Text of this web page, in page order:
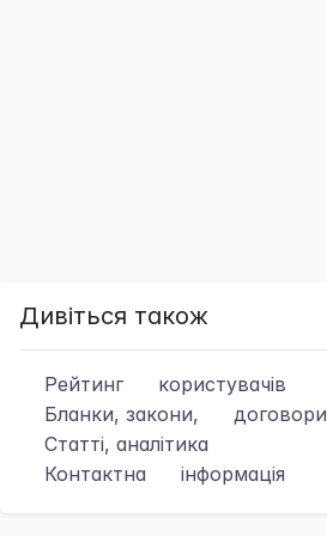
Дивіться також
Рейтинг
користувачів
Бланки, закони,
договори
Статті, аналітика
Контактна
інформація